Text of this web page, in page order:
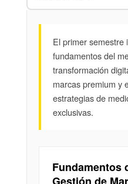
El primer semestre
fundamentos del
transformación
marcas premium y
estrategias de
exclusivas.
Fundamentos